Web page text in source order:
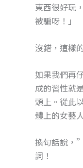
東西很好玩
被騙呀！」
沒錯，這樣
如果我們再
成的習性就
頭上。從此
體上的女藝
換句話說，
詞！